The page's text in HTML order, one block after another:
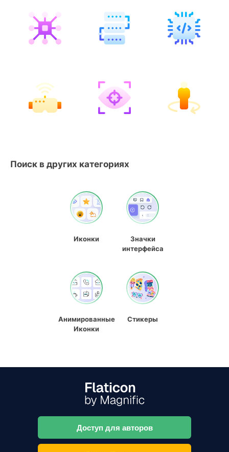
Поиск в других категориях
Иконки
Значки
интерфейса
Анимированные
Иконки
Стикеры
Доступ для авторов